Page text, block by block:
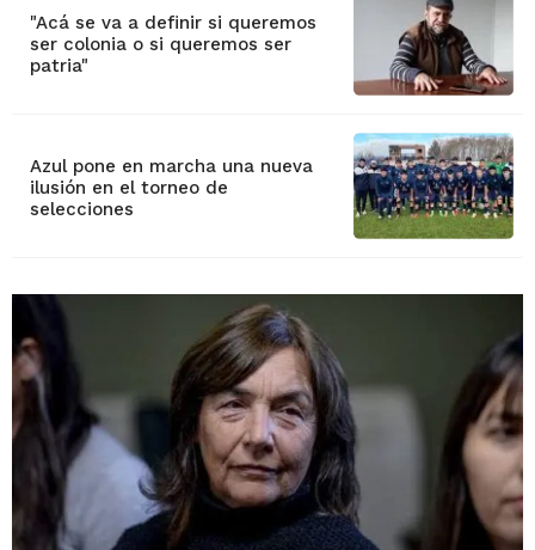
"Acá se va a definir si queremos
ser colonia o si queremos ser
patria"
Azul pone en marcha una nueva
ilusión en el torneo de
selecciones